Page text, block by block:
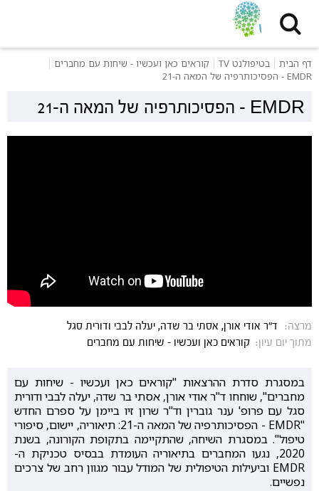
דף הבית בטיפולנט TV
קוראים כאן ועכשיו - שיחות עם מחברים
EMDR - הפסיכותרפיה של המאה ה-21
EMDR - הפסיכותרפיה של המאה ה-21
מרצה:
ד"ר אודי אורן, אסתי בר שדה, יעלה לבבי ודורית סגל
מתוך יום עיון: קוראים כאן ועכשיו - שיחות עם מחברים
במסגרת סדרת ההרצאות "קוראים כאן ועכשיו - שיחות עם
מחברים", שוחחו ד"ר אודי אורן, אסתי בר שדה, יעלה לבבי ודורית
סגל עם פרופ' ענר גוברין וד"ר שרון זיו ביימן על ספרם החדש
"EMDR - הפסיכותרפיה של המאה ה-21: תיאוריה, יישום, סיפורי
טיפול". במסגרת השיחה, שהתקיימה בתקופת הקורונה, בשנת
2020, נגעו המחברים בתיאוריה העומדת בבסיס טכניקת ה-
EMDR וביעילות הטיפולית של המודל עבור מגוון רחב של צרכים
נפשיים.